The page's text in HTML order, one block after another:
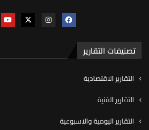
تصنيفات التقارير
التقارير الاقتصادية
التقارير الفنية
التقارير اليومية والاسبوعية